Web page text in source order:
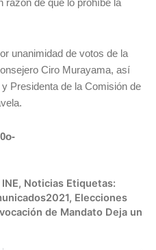
razón de que lo prohíbe la
unanimidad de votos de la
Ciro Murayama, así
Presidenta de la Comisión de
, Noticias Etiquetas:
, Elecciones
de Mandato Deja un